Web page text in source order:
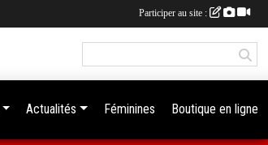
Actualités Féminines Boutique en ligne
Participer au site :